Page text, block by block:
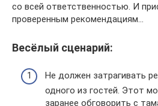
со всей ответственностью. И
проверенным рекомендациям…
Весёлый сценарий:
Не должен затрагивать
одного из гостей. Этот
заранее обговорить с